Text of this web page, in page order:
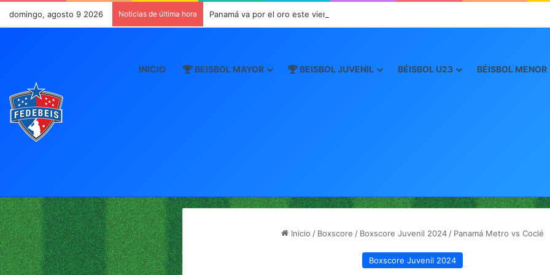
domingo, agosto 9 2026 Noticias de última hora Panamá va por el oro este viernes en JCDC
INICIO BEISBOL MAYOR BEISBOL JUVENIL BÉISBOL U23 BÉISBOL MENOR
Inicio / Boxscore / Boxscore Juvenil 2024 / Panamá Metro vs Coclé
Boxscore Juvenil 2024